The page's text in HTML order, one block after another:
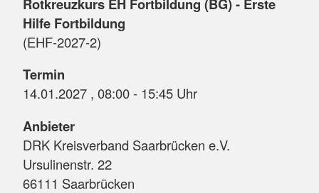
Rotkreuzkurs EH Fortbildung (BG) - Erste
Hilfe Fortbildung
(EHF-2027-2)
Termin
14.01.2027 , 08:00 - 15:45 Uhr
Anbieter
DRK Kreisverband Saarbrücken e.V.
Ursulinenstr. 22
66111 Saarbrücken